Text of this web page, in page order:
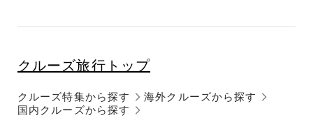
クルーズ旅行トップ
クルーズ特集から探す
国内クルーズから探す
海外クルーズから探す